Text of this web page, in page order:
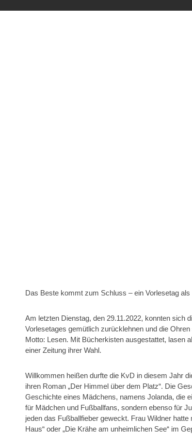
Das Beste kommt zum Schluss – ein Vorlesetag
Am letzten Dienstag, den 29.11.2022, konnten sich
Vorlesetages gemütlich zurücklehnen und die
Motto: Lesen. Mit Bücherkisten ausgestattet, lasen
einer Zeitung ihrer Wahl.
Willkommen heißen durfte die KvD in diesem Jahr
ihren Roman „Der Himmel über dem Platz“. Die
Geschichte eines Mädchens, namens Jolanda, die
für Mädchen und Fußballfans, sondern ebenso für
jeden das Fußballfieber geweckt. Frau Wildner
Haus“ oder „Die Krähe am unheimlichen See“ im